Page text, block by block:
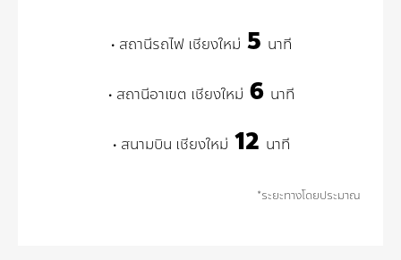
• สถานีรถไฟ เชียงใหม่ 5 นาที
• สถานีอาเขต เชียงใหม่ 6 นาที
• สนามบิน เชียงใหม่ 12 นาที
*ระยะทางโดยประมาณ